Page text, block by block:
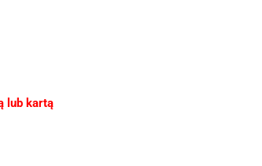
lub kartą